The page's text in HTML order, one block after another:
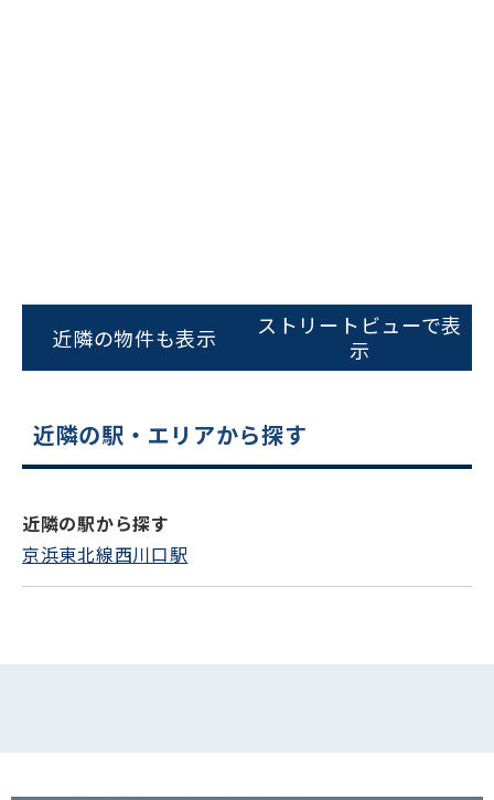
スムーズにご案内できます
0120-620-213
近隣の物件も表示
ストリートビューで表
示
近隣の駅・エリアから探す
近隣の駅から探す
京浜東北線西川口駅